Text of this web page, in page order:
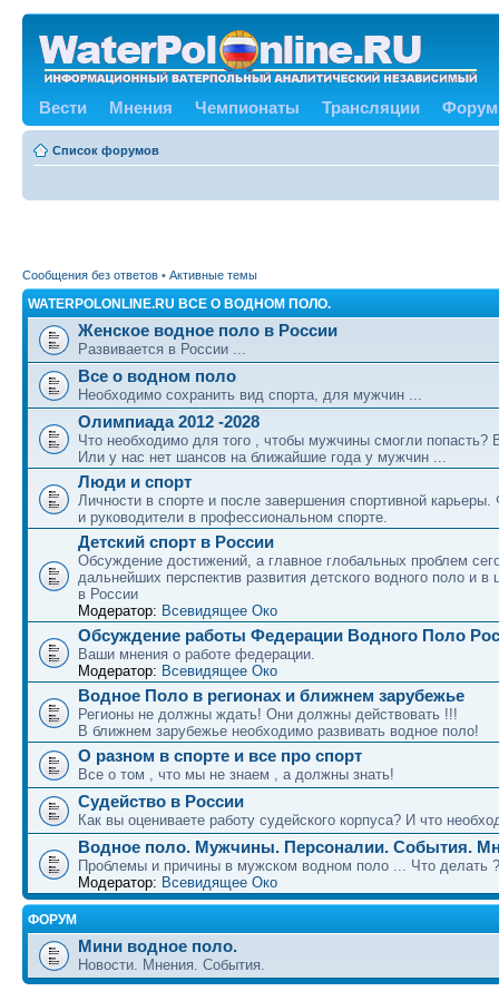
Вести Мнения Чемпионаты Трансляции Форум
Список форумов
Сообщения без ответов • Активные темы
WATERPOLONLINE.RU ВСЕ О ВОДНОМ ПОЛО.
Женское водное поло в России
Развивается в России ...
Все о водном поло
Необходимо сохранить вид спорта, для мужчин ...
Олимпиада 2012 -2028
Что необходимо для того , чтобы мужчины смогли попасть?
Или у нас нет шансов на ближайшие года у мужчин ...
Люди и спорт
Личности в спорте и после завершения спортивной карьеры.
и руководители в профессиональном спорте.
Детский спорт в России
Обсуждение достижений, а главное глобальных проблем
дальнейших перспектив развития детского водного поло и в
в России
Модератор: Всевидящее Око
Обсуждение работы Федерации Водного Поло
Ваши мнения о работе федерации.
Модератор: Всевидящее Око
Водное Поло в регионах и ближнем зарубежье
Регионы не должны ждать! Они должны действовать !!!
В ближнем зарубежье необходимо развивать водное поло!
О разном в спорте и все про спорт
Все о том , что мы не знаем , а должны знать!
Судейство в России
Как вы оцениваете работу судейского корпуса? И что
Водное поло. Мужчины. Персоналии. События.
Проблемы и причины в мужском водном поло ... Что делать ?
Модератор: Всевидящее Око
ФОРУМ
Мини водное поло.
Новости. Мнения. События.